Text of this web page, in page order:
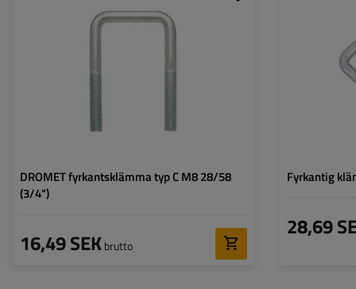
DROMET fyrkantsklämma typ C M8 28/58
(3/4")
16,49 SEKbrutto
stal kl.5.8
Fyrkantig
28,69